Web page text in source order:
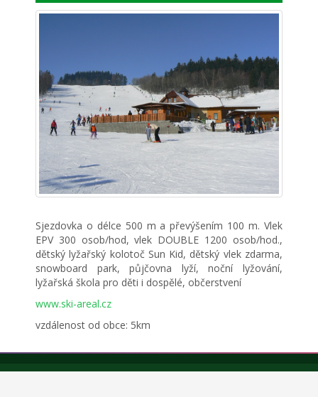
Sjezdovka o délce 500 m a převýšením 100 m. Vlek
EPV 300 osob/hod, vlek DOUBLE 1200 osob/hod.,
dětský lyžařský kolotoč Sun Kid, dětský vlek zdarma,
snowboard park, půjčovna lyží, noční lyžování,
lyžařská škola pro děti i dospělé, občerstvení
www.ski-areal.cz
vzdálenost od obce: 5km